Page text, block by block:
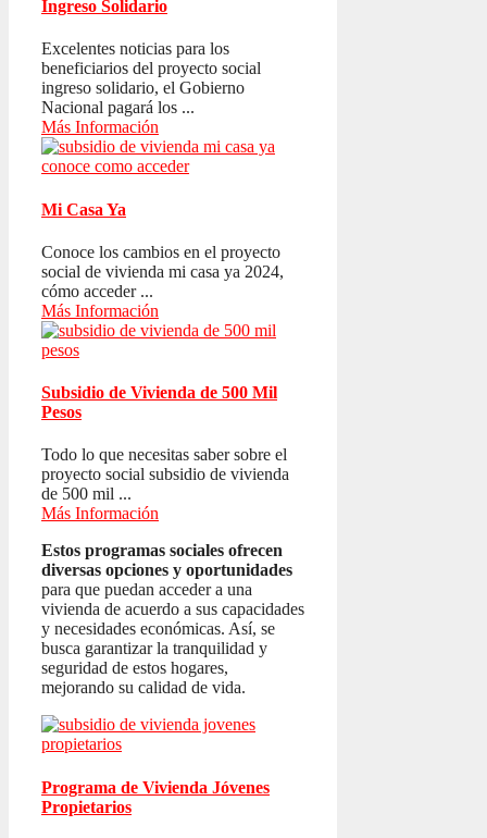
Ingreso Solidario
Excelentes noticias para los
beneficiarios del proyecto social
ingreso solidario, el Gobierno
Nacional pagará los ...
Más Información
Mi Casa Ya
Conoce los cambios en el proyecto
social de vivienda mi casa ya 2024,
cómo acceder ...
Más Información
Subsidio de Vivienda de 500 Mil
Pesos
Todo lo que necesitas saber sobre el
proyecto social subsidio de vivienda
de 500 mil ...
Más Información
Estos programas sociales ofrecen
diversas opciones y oportunidades
para que puedan acceder a una
vivienda de acuerdo a sus capacidades
y necesidades económicas. Así, se
busca garantizar la tranquilidad y
seguridad de estos hogares,
mejorando su calidad de vida.
Programa de Vivienda Jóvenes
Propietarios